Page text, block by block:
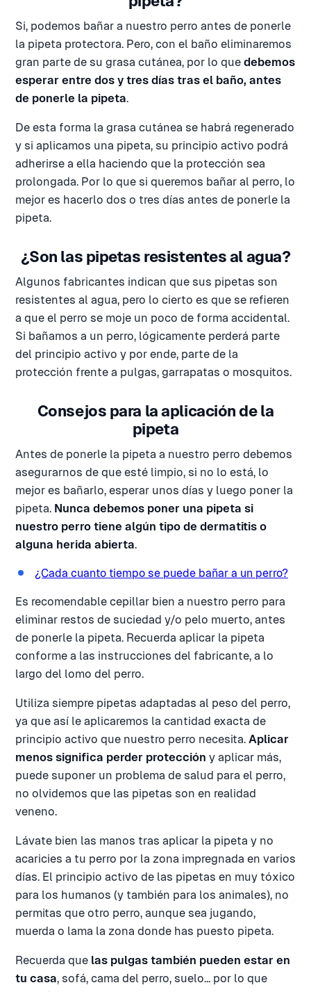
Si, podemos bañar a nuestro perro antes de ponerle
la pipeta protectora. Pero, con el baño eliminaremos
gran parte de su grasa cutánea, por lo que debemos
esperar entre dos y tres días tras el baño, antes
de ponerle la pipeta.
De esta forma la grasa cutánea se habrá regenerado
y si aplicamos una pipeta, su principio activo podrá
adherirse a ella haciendo que la protección sea
prolongada. Por lo que si queremos bañar al perro, lo
mejor es hacerlo dos o tres días antes de ponerle la
pipeta.
¿Son las pipetas resistentes al agua?
Algunos fabricantes indican que sus pipetas son
resistentes al agua, pero lo cierto es que se refieren
a que el perro se moje un poco de forma accidental.
Si bañamos a un perro, lógicamente perderá parte
del principio activo y por ende, parte de la
protección frente a pulgas, garrapatas o mosquitos.
Consejos para la aplicación de la
pipeta
Antes de ponerle la pipeta a nuestro perro debemos
asegurarnos de que esté limpio, si no lo está, lo
mejor es bañarlo, esperar unos días y luego poner la
pipeta. Nunca debemos poner una pipeta si
nuestro perro tiene algún tipo de dermatitis o
alguna herida abierta.
¿Cada cuanto tiempo se puede bañar a un perro?
Es recomendable cepillar bien a nuestro perro para
eliminar restos de suciedad y/o pelo muerto, antes
de ponerle la pipeta. Recuerda aplicar la pipeta
conforme a las instrucciones del fabricante, a lo
largo del lomo del perro.
Utiliza siempre pipetas adaptadas al peso del perro,
ya que así le aplicaremos la cantidad exacta de
principio activo que nuestro perro necesita. Aplicar
menos significa perder protección y aplicar más,
puede suponer un problema de salud para el perro,
no olvidemos que las pipetas son en realidad
veneno.
Lávate bien las manos tras aplicar la pipeta y no
acaricies a tu perro por la zona impregnada en varios
días. El principio activo de las pipetas en muy tóxico
para los humanos (y también para los animales), no
permitas que otro perro, aunque sea jugando,
muerda o lama la zona donde has puesto pipeta.
Recuerda que las pulgas también pueden estar en
tu casa, sofá, cama del perro, suelo... por lo que